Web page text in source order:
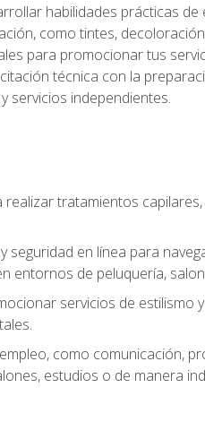
habilidades prácticas
como tintes,
para promocionar tus
técnica con la
servicios independientes.
tratamientos
seguridad en línea para
entornos de peluquería,
servicios de estilismo
como comunicación,
estudios o de manera